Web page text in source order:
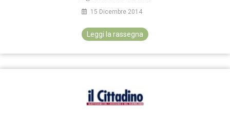
15 Dicembre 2014
Leggi la rassegna